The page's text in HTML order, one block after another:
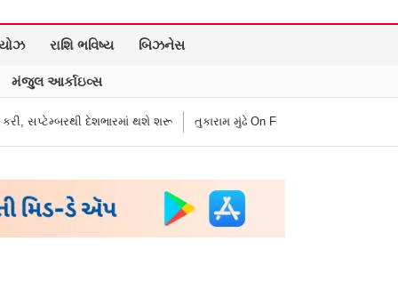
રાશિ ભવિષ્ય બિઝનેસ
મંજુલ આર્કાઇવ્સ
થશે શરૂ તુકારામ મુંઢે On Fire: "સરકારી નિયમો અનુસાર કામ નથી કરવું